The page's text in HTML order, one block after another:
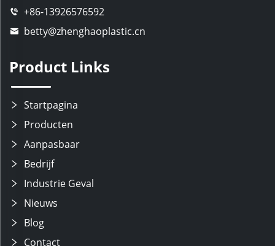
+86-13926576592
betty@zhenghaoplastic.cn
Product Links
Startpagina
Producten
Aanpasbaar
Bedrijf
Industrie Geval
Nieuws
Blog
Contact